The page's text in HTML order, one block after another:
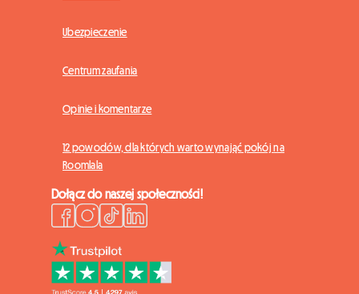
Ubezpieczenie
Centrum zaufania
Opinie i komentarze
12 powodów, dla których warto wynająć pokój na
Roomlala
Dołącz do naszej społeczności!